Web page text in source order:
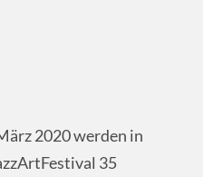
2020 werden in
35